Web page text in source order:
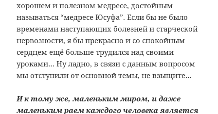
хорошем и полезном медресе, достойным
называться “медресе Юсуфа”. Если бы не было
временами наступающих болезней и старческой
нервозности, я бы прекрасно и со спокойным
сердцем ещё больше трудился над своими
уроками… Ну ладно, в связи с данным вопросом
мы отступили от основной темы, не взыщите…
И к тому же, маленьким миром, и даже
маленьким раем каждого человека является